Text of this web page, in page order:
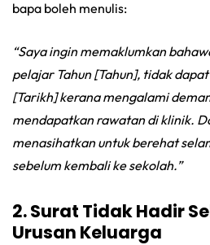
bapa boleh menulis:
“Saya ingin memaklumkan
pelajar Tahun [Tahun], tidak
[Tarikh] kerana mengalami
mendapatkan rawatan di klinik.
menasihatkan untuk berehat
sebelum kembali ke sekolah.”
2. Surat Tidak Hadir
Urusan Keluarga